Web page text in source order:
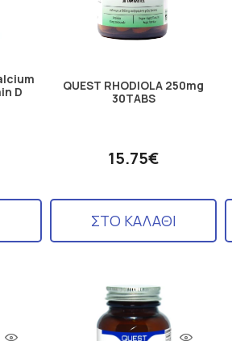
D
QUEST RHODIOLA 250mg
30TABS
15.75€
ΣΤΟ ΚΑΛΑΘΙ